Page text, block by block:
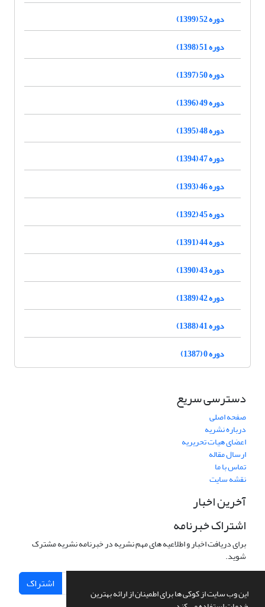
این وب سایت از کوکی ها برای اطمینان از ارائه بهترین
دوره 52 (1399)
دوره 51 (1398)
دوره 50 (1397)
دوره 49 (1396)
دوره 48 (1395)
دوره 47 (1394)
دوره 46 (1393)
دوره 45 (1392)
دوره 44 (1391)
دوره 43 (1390)
دوره 42 (1389)
دوره 41 (1388)
دوره 0 (1387)
دسترسی سریع
صفحه اصلی
درباره نشریه
اعضای هیات تحریریه
ارسال مقاله
تماس با ما
نقشه سایت
آخرین اخبار
اشتراک خبرنامه
برای دریافت اخبار و اطلاعیه های مهم نشریه در خبرنامه نشریه مشترک
شوید.
اشتراک